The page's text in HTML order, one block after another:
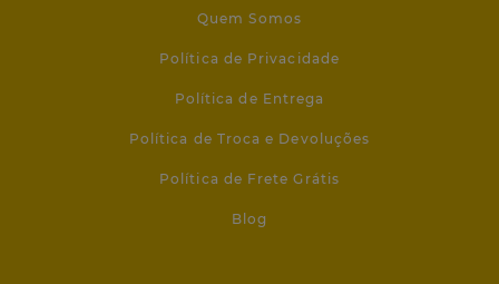
Quem Somos
Política de Privacidade
Política de Entrega
Política de Troca e Devoluções
Política de Frete Grátis
Blog